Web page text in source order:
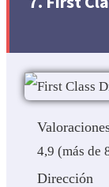
4,9 (más de
Dirección